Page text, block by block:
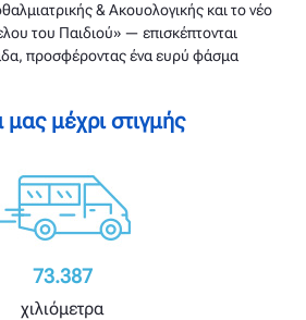
& Ακουολογικής και το νέο
του Παιδιού» — επισκέπτονται
προσφέροντας ένα ευρύ φάσμα
μέχρι στιγμής
73.387
χιλιόμετρα